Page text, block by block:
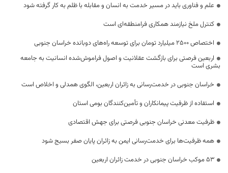
علم و فناوری باید در مسیر خدمت به انسان و مقابله با ظلم به کار گرفته شود
کنترل ملخ نیازمند همکاری فرامنطقه‌ای است
اختصاص 2500 میلیارد تومان برای توسعه راه‌های دوبانده خراسان جنوبی
اربعین فرصتی برای بازگشت عقلانیت و اصول فراموش‌شده انسانیت به جامعه
بشری است
خراسان جنوبی در خدمت‌رسانی به زائران اربعین، الگوی همدلی و اخلاص است
استفاده از ظرفیت پیمانکاران و تأمین‌کنندگان بومی استان
ظرفیت معدنی خراسان جنوبی فرصتی برای جهش اقتصادی
همه ظرفیت‌ها برای خدمت‌رسانی ایمن به زائران پایان صفر بسیج شود
53 موکب خراسان جنوبی در خدمت زائران اربعین